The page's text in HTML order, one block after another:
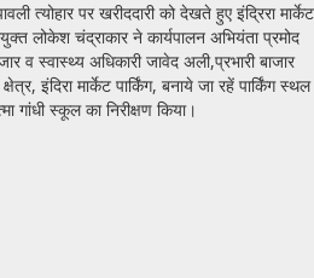
त्योहार पर खरीददारी को देखते हुए इंद्रिरा मार्केट
लोकेश चंद्राकार ने कार्यपालन अभियंता प्रमोद
व स्वास्थ्य अधिकारी जावेद अली,प्रभारी बाजार
इंदिरा मार्केट पार्किंग, बनाये जा रहें पार्किंग स्थल
गांधी स्कूल का निरीक्षण किया।